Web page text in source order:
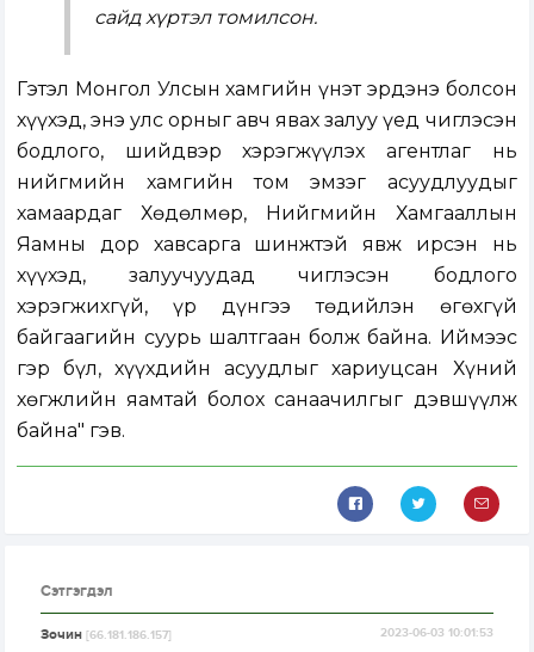
сайд хүртэл томилсон.
Гэтэл Монгол Улсын хамгийн үнэт эрдэнэ болсон
хүүхэд, энэ улс орныг авч явах залуу үед чиглэсэн
бодлого, шийдвэр хэрэгжүүлэх агентлаг нь
нийгмийн хамгийн том эмзэг асуудлуудыг
хамаардаг Хөдөлмөр, Нийгмийн Хамгааллын
Яамны дор хавсарга шинжтэй явж ирсэн нь
хүүхэд, залуучуудад чиглэсэн бодлого
хэрэгжихгүй, үр дүнгээ төдийлэн өгөхгүй
байгаагийн суурь шалтгаан болж байна. Иймээс
гэр бүл, хүүхдийн асуудлыг хариуцсан Хүний
хөгжлийн яамтай болох санаачилгыг дэвшүүлж
байна" гэв.
Сэтгэгдэл
Зочин[66.181.186.157] 2023-06-03 10:01:53